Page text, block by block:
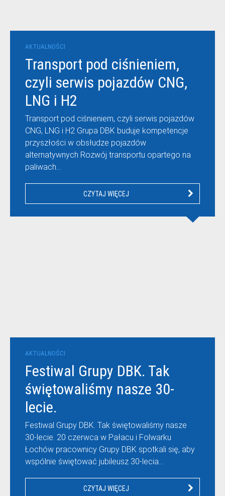
AKTUALNOŚCI
Transport pod ciśnieniem,
czyli serwis pojazdów CNG,
LNG i H2
Transport pod ciśnieniem, czyli serwis pojazdów
CNG, LNG i H2 Grupa DBK buduje kompetencje
przyszłości w obsłudze pojazdów
alternatywnych Rozwój transportu opartego na
paliwach…
CZYTAJ WIĘCEJ
AKTUALNOŚCI
Festiwal Grupy DBK. Tak
świętowaliśmy nasze 30-
lecie.
Festiwal Grupy DBK. Tak świętowaliśmy nasze
30-lecie. 20 czerwca w Pałacu i Folwarku
Łochów pracownicy Grupy DBK spotkali się, aby
wspólnie świętować jubileusz 30-lecia…
CZYTAJ WIĘCEJ